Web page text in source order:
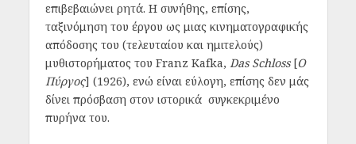
επιβεβαιώνει ρητά. Η συνήθης, επίσης,
ταξινόμηση του έργου ως μιας κινηματογραφικής
απόδοσης του (τελευταίου και ημιτελούς)
μυθιστορήματος του Franz Kafka, Das Schloss [Ο
Πύργος] (1926), ενώ είναι εύλογη, επίσης δεν μάς
δίνει πρόσβαση στον ιστορικά συγκεκριμένο
πυρήνα του.